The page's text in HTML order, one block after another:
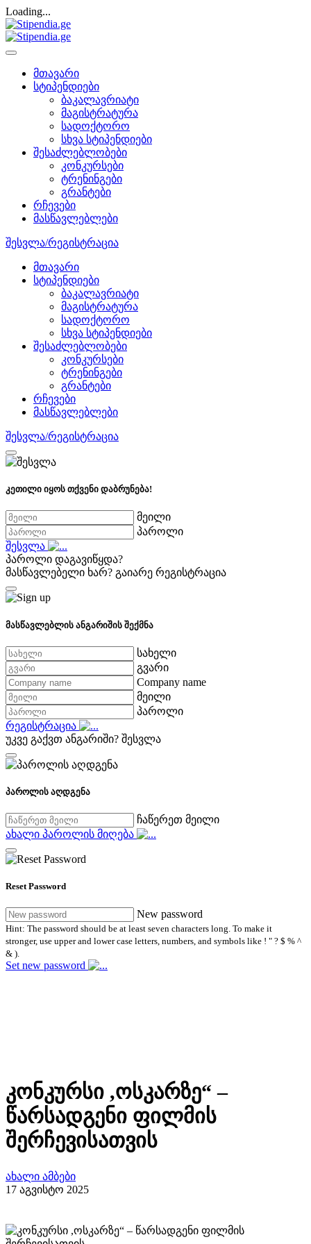
Loading...
მთავარი
სტიპენდიები
ბაკალავრიატი
მაგისტრატურა
სადოქტორო
სხვა სტიპენდიები
შესაძლებლობები
კონკურსები
ტრენინგები
გრანტები
რჩევები
მასწავლებლები
შესვლა/რეგისტრაცია
მთავარი
სტიპენდიები
ბაკალავრიატი
მაგისტრატურა
სადოქტორო
სხვა სტიპენდიები
შესაძლებლობები
კონკურსები
ტრენინგები
გრანტები
რჩევები
მასწავლებლები
შესვლა/რეგისტრაცია
კეთილი იყოს თქვენი დაბრუნება!
მეილი
პაროლი
შესვლა
პაროლი დაგავიწყდა?
მასწავლებელი ხარ? გაიარე რეგისტრაცია
მასწავლებლის ანგარიშის შექმნა
სახელი
გვარი
Company name
მეილი
პაროლი
რეგისტრაცია
უკვე გაქვთ ანგარიში? შესვლა
პაროლის აღდგენა
ჩაწერეთ მეილი
ახალი პაროლის მიღება
Reset Password
New password
Hint: The password should be at least seven characters long. To make it
stronger, use upper and lower case letters, numbers, and symbols like ! " ? $ % ^
& ).
Set new password
კონკურსი ,ოსკარზე“ –
წარსადგენი ფილმის
შერჩევისათვის
ახალი ამბები
17 აგვისტო 2025